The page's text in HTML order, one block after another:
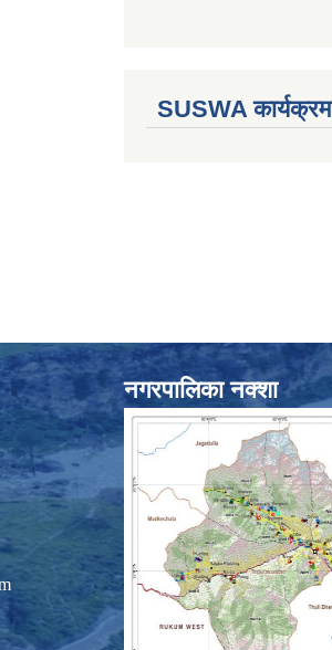
SUSWA कार्यक्रम
नगरपालिका नक्शा